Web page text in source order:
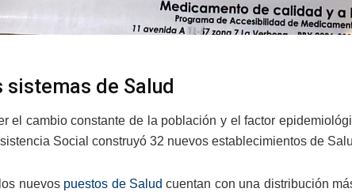
sistemas de Salud
el cambio constante de la población y el factor
Social construyó 32 nuevos establecimientos de
nuevos puestos de Salud cuentan con una distribución